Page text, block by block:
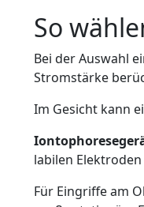
So
Bei der Auswahl
Stromstärke
Im Gesicht kann
labilen
Für Eingriffe am